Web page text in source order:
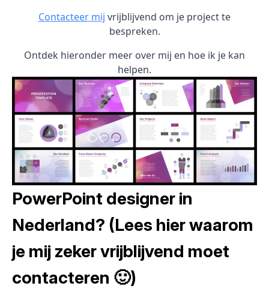
Contacteer mij vrijblijvend om je project te
bespreken.
Ontdek hieronder meer over mij en hoe ik je kan
helpen.
PowerPoint designer in
Nederland? (Lees hier waarom
je mij zeker vrijblijvend moet
contacteren 🙂)